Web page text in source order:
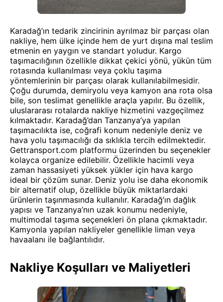
Karadağ’ın tedarik zincirinin ayrılmaz bir parçası olan
nakliye, hem ülke içinde hem de yurt dışına mal teslim
etmenin en yaygın ve standart yoludur. Kargo
taşımacılığının özellikle dikkat çekici yönü, yükün tüm
rotasında kullanılması veya çoklu taşıma
yöntemlerinin bir parçası olarak kullanılabilmesidir.
Çoğu durumda, demiryolu veya kamyon ana rota olsa
bile, son teslimat genellikle araçla yapılır. Bu özellik,
uluslararası rotalarda nakliye hizmetini vazgeçilmez
kılmaktadır. Karadağ’dan Tanzanya’ya yapılan
taşımacılıkta ise, coğrafi konum nedeniyle deniz ve
hava yolu taşımacılığı da sıklıkla tercih edilmektedir.
Gettransport.com platformu üzerinden bu seçenekler
kolayca organize edilebilir. Özellikle hacimli veya
zaman hassasiyeti yüksek yükler için hava kargo
ideal bir çözüm sunar. Deniz yolu ise daha ekonomik
bir alternatif olup, özellikle büyük miktarlardaki
ürünlerin taşınmasında kullanılır. Karadağ’ın dağlık
yapısı ve Tanzanya’nın uzak konumu nedeniyle,
multimodal taşıma seçenekleri ön plana çıkmaktadır.
Kamyonla yapılan nakliyeler genellikle liman veya
havaalanı ile bağlantılıdır.
Nakliye Koşulları ve Maliyetleri